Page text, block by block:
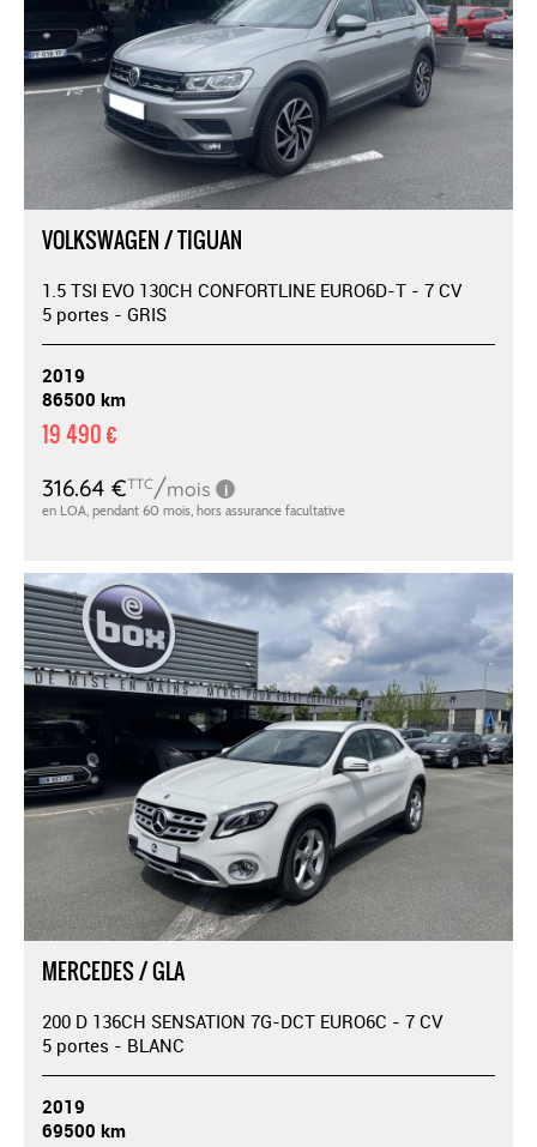
VOLKSWAGEN / TIGUAN
1.5 TSI EVO 130CH CONFORTLINE EURO6D-T - 7 CV
5 portes - GRIS
2019
86500 km
19 490 €
MERCEDES / GLA
200 D 136CH SENSATION 7G-DCT EURO6C - 7 CV
5 portes - BLANC
2019
69500 km